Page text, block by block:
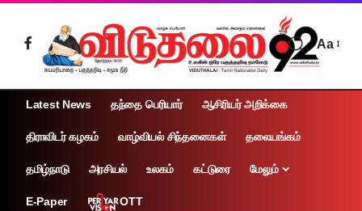
Aa
Latest News தந்தை பெரியார் ஆசிரியர் அறிக்கை
திராவிடர் கழகம் வாழ்வியல் சிந்தனைகள் தலையங்கம்
தமிழ்நாடு அரசியல் உலகம் கட்டுரை மேலும்
E-Paper OTT